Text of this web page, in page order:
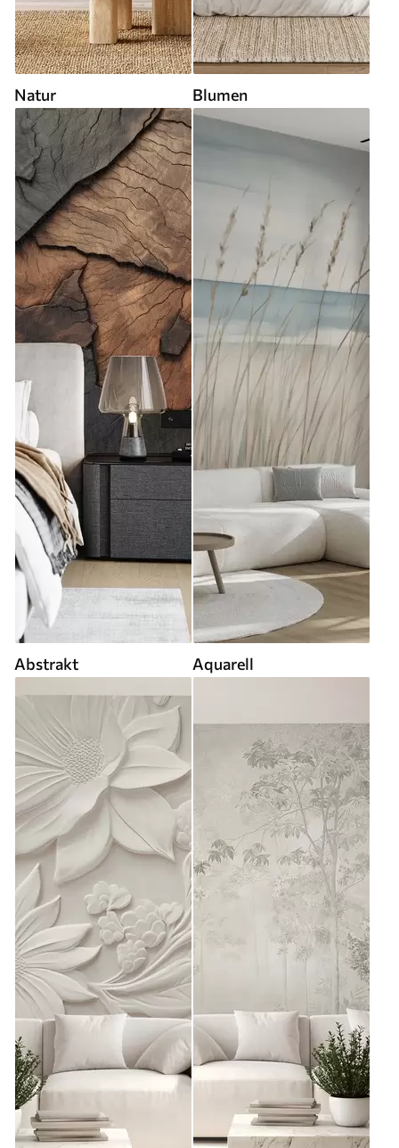
Natur Blumen
Abstrakt Aquarell